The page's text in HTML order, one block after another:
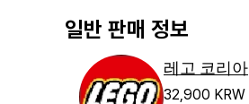
일반 판매 정보
레고 코리아
32,900 KRW